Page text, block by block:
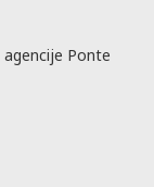
agencije Ponte